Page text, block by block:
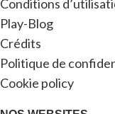
Conditions
Play-Blog
Crédits
Politique de
Cookie policy